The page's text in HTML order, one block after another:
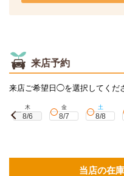
来店予約
来店ご希望日◯を選択してくだ
木
8/6
金
8/7
土
8/8
当店の在